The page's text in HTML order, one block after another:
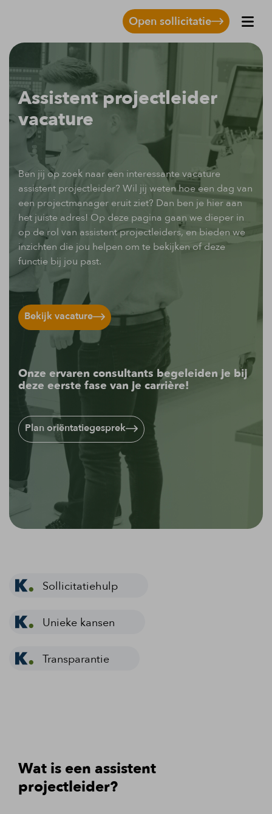
Open sollicitatie
Assistent projectleider
vacature
Ben jij op zoek naar een interessante vacature
assistent projectleider? Wil jij weten hoe een dag van
een projectmanager eruit ziet? Dan ben je hier aan
het juiste adres! Op deze pagina gaan we dieper in
op de rol van assistent projectleiders, en bieden we
inzichten die jou helpen om te bekijken of deze
functie bij jou past.
Bekijk vacature
Onze ervaren consultants begeleiden je bij
deze eerste fase van je carrière!
Plan oriëntatiegesprek
Sollicitatiehulp
Unieke kansen
Transparantie
Wat is een assistent
projectleider?